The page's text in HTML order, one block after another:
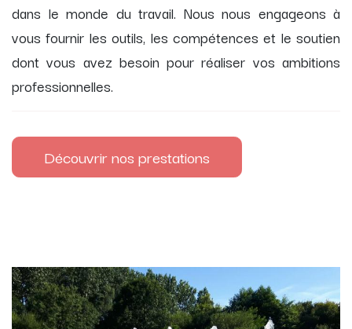
dans le monde du travail. Nous nous engageons à
vous fournir les outils, les compétences et le soutien
dont vous avez besoin pour réaliser vos ambitions
professionnelles.
Découvrir nos prestations